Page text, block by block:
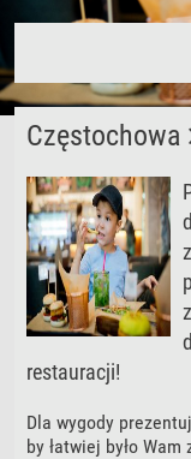
Częstochowa
restauracji!
Dla wygody
by łatwiej było